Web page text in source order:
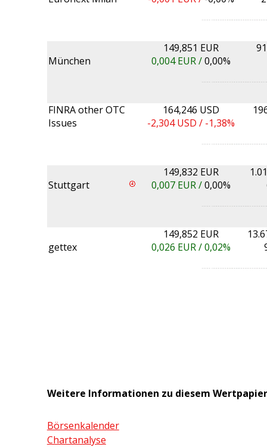
München
149,851 EUR
0,004EUR /0,00%
FINRA other OTC
Issues
164,246 USD
-2,304USD / -1,38%
Stuttgart
149,832 EUR
0,007EUR /0,00%
gettex
149,852 EUR
0,026 EUR /0,02%
Weitere Informationen zu diesem Wertpapier
Börsenkalender
Chartanalyse